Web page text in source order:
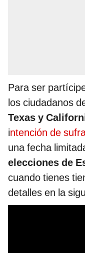
Para ser
los ciudadanos
Texas y
intención de
una fecha
elecciones de
cuando tienes
detalles en la